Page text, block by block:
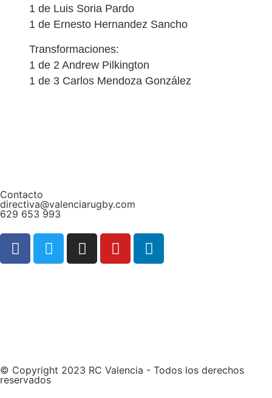
1 de Luis Soria Pardo
1 de Ernesto Hernandez Sancho
Transformaciones:
1 de 2 Andrew Pilkington
1 de 3 Carlos Mendoza González
Contacto
directiva@valenciarugby.com
629 653 993
© Copyright 2023 RC Valencia - Todos los derechos
reservados